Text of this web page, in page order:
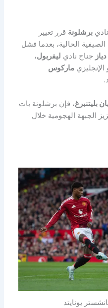
ناديبرشلونة قرر تغيير
الحالية، بعدما فشل
جناح نادي ليفربول،
ماركوس
بليتنبرغ، فإن برشلونة بات
الجبهة الهجومية خلال
يونايتد